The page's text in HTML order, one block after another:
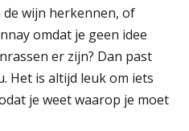
de wijn herkennen, of
omdat je geen idee
er zijn? Dan past
Het is altijd leuk om iets
je weet waarop je moet